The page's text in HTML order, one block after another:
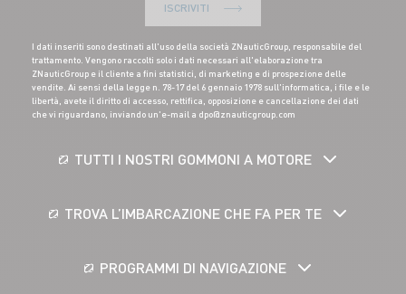
ISCRIVITI
I dati inseriti sono destinati all'uso della società ZNauticGroup, responsabile del
trattamento. Vengono raccolti solo i dati necessari all'elaborazione tra
ZNauticGroup e il cliente a fini statistici, di marketing e di prospezione delle
vendite. Ai sensi della legge n. 78-17 del 6 gennaio 1978 sull'informatica, i file e le
libertà, avete il diritto di accesso, rettifica, opposizione e cancellazione dei dati
che vi riguardano, inviando un'e-mail a dpo@znauticgroup.com
TUTTI I NOSTRI GOMMONI A MOTORE
TROVA L’IMBARCAZIONE CHE FA PER TE
PROGRAMMI DI NAVIGAZIONE